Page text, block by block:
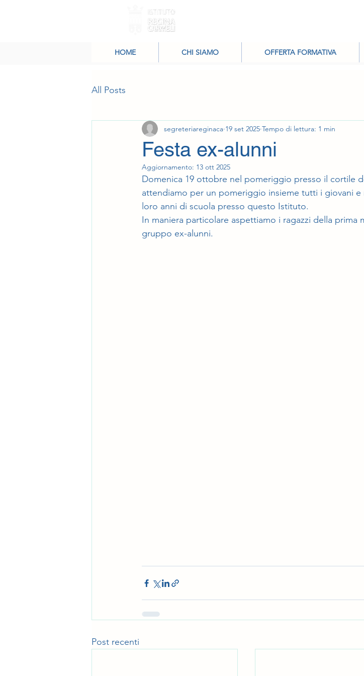
HOME CHI SIAMO OFFERTA FORMATIVA
All Posts
Festa ex-alunni
segreteriareginaca 19 set 2025 Tempo di lettura: 1 min
Aggiornamento: 13 ott 2025
Domenica 19 ottobre nel pomeriggio presso il cortile
attendiamo per un pomeriggio insieme tutti i giovani
loro anni di scuola presso questo Istituto.
In maniera particolare aspettiamo i ragazzi della prima
gruppo ex-alunni.
Post recenti